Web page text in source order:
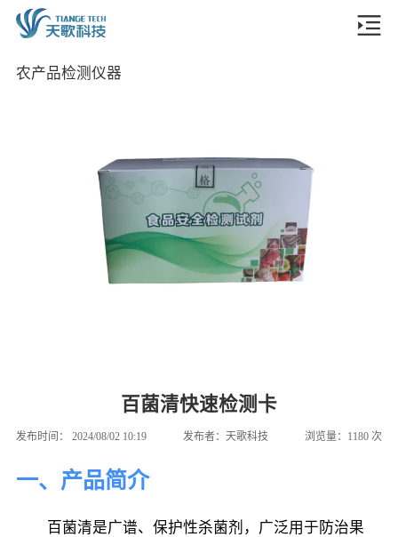
农产品检测仪器
百菌清快速检测卡
发布时间： 2024/08/02 10:19 发布者： 天歌科技 浏览量： 1180 次
一、产品简介
百菌清是广谱、保护性杀菌剂，广泛用于防治果